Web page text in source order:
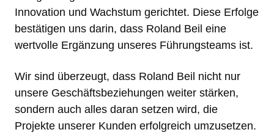
Innovation und Wachstum gerichtet. Diese Erfolge
bestätigen uns darin, dass Roland Beil eine
wertvolle Ergänzung unseres Führungsteams ist.
Wir sind überzeugt, dass Roland Beil nicht nur
unsere Geschäftsbeziehungen weiter stärken,
sondern auch alles daran setzen wird, die
Projekte unserer Kunden erfolgreich umzusetzen.